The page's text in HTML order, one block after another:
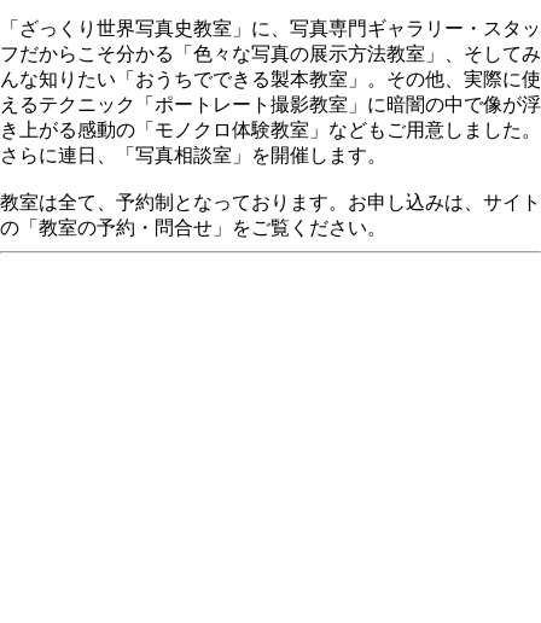
「ざっくり世界写真史教室」に、写真専門ギャラリー・スタッ
フだからこそ分かる「色々な写真の展示方法教室」、そしてみ
んな知りたい「おうちでできる製本教室」。その他、実際に使
えるテクニック「ポートレート撮影教室」に暗闇の中で像が浮
き上がる感動の「モノクロ体験教室」などもご用意しました。
さらに連日、「写真相談室」を開催します。
教室は全て、予約制となっております。お申し込みは、サイト
の「教室の予約・問合せ」をご覧ください。